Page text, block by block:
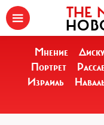
THE
Мнение
Портрет
Израиль